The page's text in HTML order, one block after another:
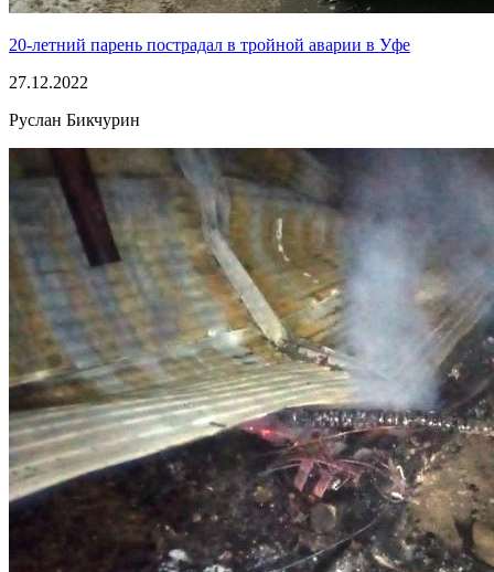
20-летний парень пострадал в тройной аварии в Уфе
27.12.2022
Руслан Бикчурин